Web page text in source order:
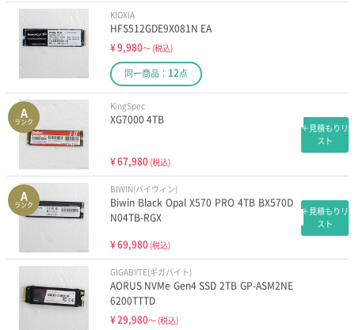
KIOXIA
HFS512GDE9X081N EA
¥9,980～ (税込)
同一商品： 12点
A
ランク
KingSpec
XG7000 4TB
¥67,980 (税込)
＋見積もりリ
スト
A
ランク
BIWIN(バイウィン)
Biwin Black Opal X570 PRO 4TB BX570D
N04TB-RGX
¥69,980 (税込)
＋見積もりリ
スト
GIGABYTE(ギガバイト)
AORUS NVMe Gen4 SSD 2TB GP-ASM2NE
6200TTTD
¥29,980～ (税込)